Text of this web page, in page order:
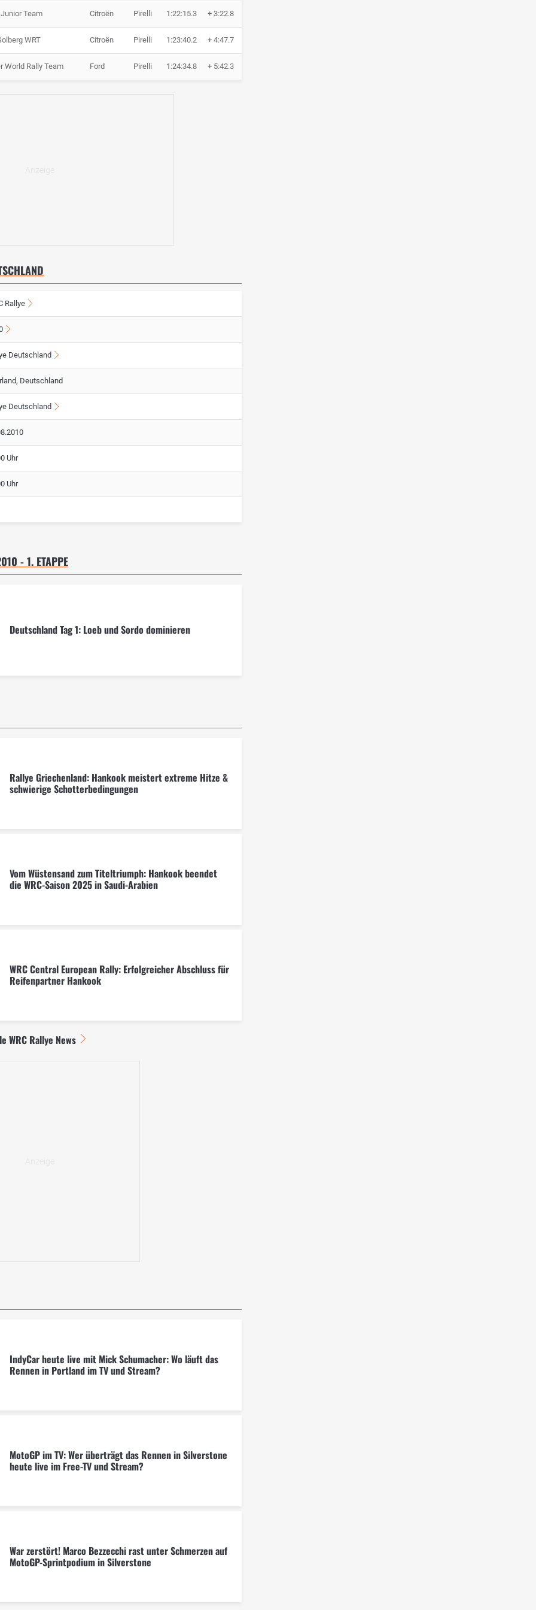
Team Citroën Pirelli 1:22:15.3 + 3:22.8
WRT Citroën Pirelli 1:23:40.2 + 4:47.7
World Rally Team Ford Pirelli 1:24:34.8 + 5:42.3
Rallye
Deutschland
Deutschland
Deutschland
Uhr
Uhr
- 1. ETAPPE
Deutschland Tag 1: Loeb und Sordo dominieren
Rallye Griechenland: Hankook meistert extreme Hitze &
schwierige Schotterbedingungen
Vom Wüstensand zum Titeltriumph: Hankook beendet
die WRC-Saison 2025 in Saudi-Arabien
WRC Central European Rally: Erfolgreicher Abschluss für
Reifenpartner Hankook
WRC Rallye News
IndyCar heute live mit Mick Schumacher: Wo läuft das
Rennen in Portland im TV und Stream?
MotoGP im TV: Wer überträgt das Rennen in Silverstone
heute live im Free-TV und Stream?
War zerstört! Marco Bezzecchi rast unter Schmerzen auf
MotoGP-Sprintpodium in Silverstone